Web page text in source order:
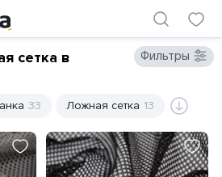
сетка в
Фильтры
33 Ложная сетка 13